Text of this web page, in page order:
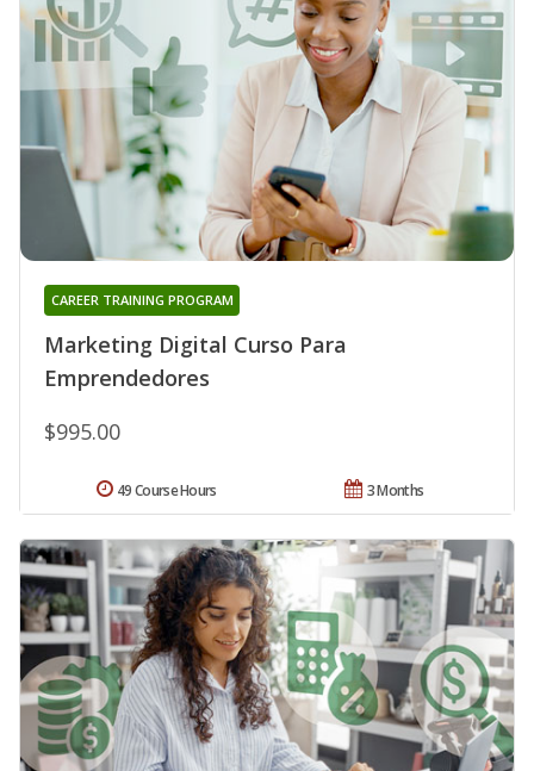
Marketing Digital Curso Para
Emprendedores
CAREER TRAINING PROGRAM
$995.00
3 Months
49 Course Hours